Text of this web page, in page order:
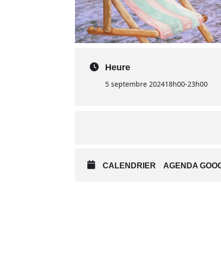
Heure
5 septembre 202418h00-23h00
CALENDRIER AGENDA